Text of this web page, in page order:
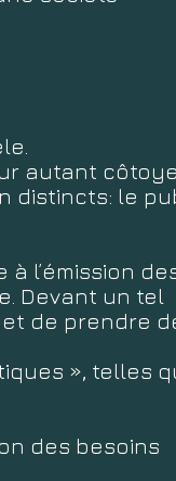
autant
distincts: le
l’émission
Devant un tel
de prendre
», telles
des besoins